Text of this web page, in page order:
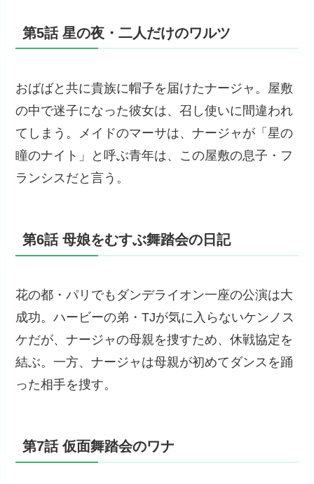
第5話 星の夜・二人だけのワルツ
おばばと共に貴族に帽子を届けたナージャ。屋敷
の中で迷子になった彼女は、召し使いに間違われ
てしまう。メイドのマーサは、ナージャが「星の
瞳のナイト」と呼ぶ青年は、この屋敷の息子・フ
ランシスだと言う。
第6話 母娘をむすぶ舞踏会の日記
花の都・パリでもダンデライオン一座の公演は大
成功。ハービーの弟・TJが気に入らないケンノス
ケだが、ナージャの母親を捜すため、休戦協定を
結ぶ。一方、ナージャは母親が初めてダンスを踊
った相手を捜す。
第7話 仮面舞踏会のワナ